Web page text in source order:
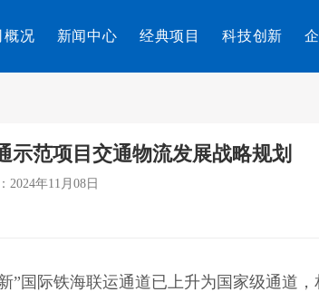
概况 新闻中心 经典项目 科技创新
示范项目交通物流发展战略规划
2024年11月08日
际铁海联运通道已上升为国家级通道，